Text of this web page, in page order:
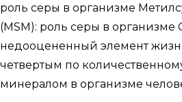
элемент
фабрики
роль серы в организме
(MSM): роль серы в организме
недооцененный элемент
четвертым по
минералом в организме